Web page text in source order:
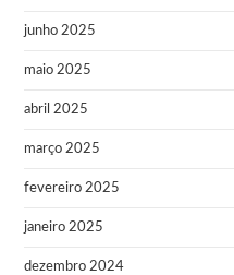
junho 2025
maio 2025
abril 2025
março 2025
fevereiro 2025
janeiro 2025
dezembro 2024